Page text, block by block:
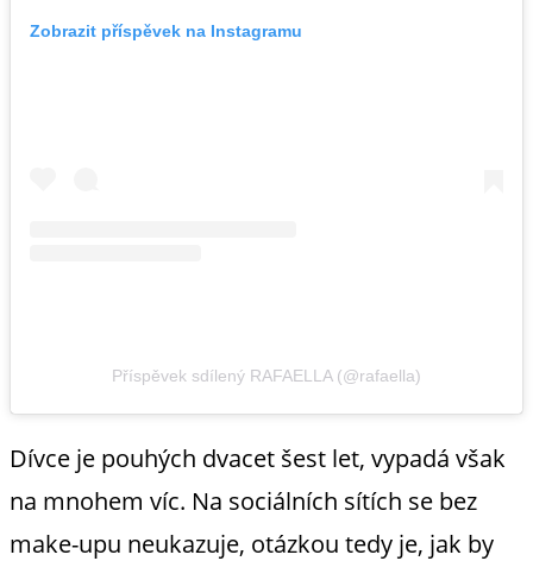
Zobrazit příspěvek na Instagramu
Příspěvek sdílený RAFAELLA (@rafaella)
Dívce je pouhých dvacet šest let, vypadá však
na mnohem víc. Na sociálních sítích se bez
make-upu neukazuje, otázkou tedy je, jak by